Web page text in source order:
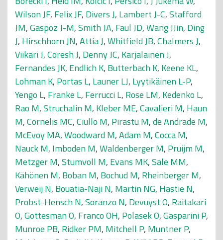
Wilson JF, Felix JF, Divers J, Lambert J-C,Stafford
JM,Gaspoz J-M,Smith JA, Faul JD,Wang JJin, Ding
J, Hirschhorn JN,Attia J,Whitfield JB,Chalmers J,
Viikari J,Coresh J, Denny JC, Karjalainen J,
Fernandes JK, Endlich K, Butterbach K, Keene KL,
Lohman K, Portas L, Launer LJ, Lyytikäinen L-P,
Yengo L, Franke L, Ferrucci L, Rose LM, Kedenko L,
Rao M,Struchalin M, Kleber ME,Cavalieri M, Haun
M,Cornelis MC,Ciullo M, Pirastu M,de Andrade M,
McEvoy MA,Woodward M,Adam M,Cocca M,
Nauck M, Imboden M,Waldenberger M, Pruijm M,
Metzger M,Stumvoll M, Evans MK,Sale MM,
Kähönen M, Boban M, Bochud M, Rheinberger M,
Verweij N, Bouatia-Naji N, Martin NG, Hastie N,
Probst-Hensch N,Soranzo N, Devuyst O, Raitakari
O,Gottesman O, Franco OH, Polasek O,Gasparini P,
Munroe PB, Ridker PM, Mitchell P, Muntner P,